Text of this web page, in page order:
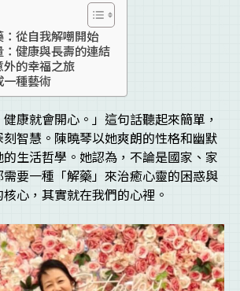
：從自我解嘲開始
健康與長壽的連結
的幸福之旅
一種藝術
健康就會開心。」這句話聽起來簡單，
智慧。陳曉琴以她爽朗的性格和幽默
生活哲學。她認為，不論是國家、家
要一種「解藥」來治癒心靈的困惑與
心，其實就在我們的心裡。